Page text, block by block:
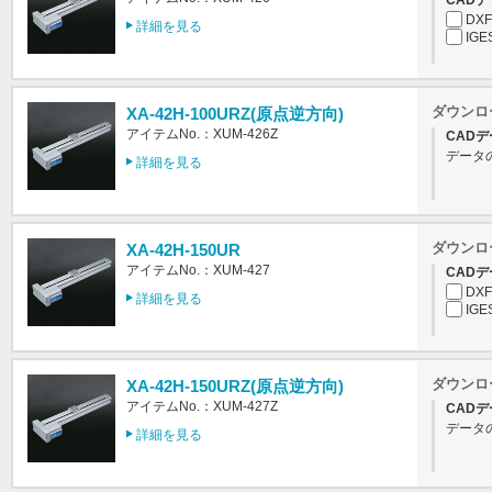
詳細を見る
XA-42H-100URZ(原点逆方向)
アイテムNo.：XUM-426Z
詳細を見る
ダウンロ
CADデ
データ
XA-42H-150UR
アイテムNo.：XUM-427
詳細を見る
ダウンロ
CADデ
XA-42H-150URZ(原点逆方向)
アイテムNo.：XUM-427Z
詳細を見る
ダウンロ
CADデ
データ